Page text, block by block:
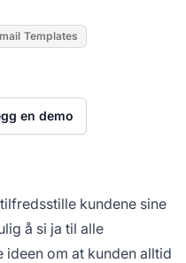
Templates
en demo
kundene sine
å si ja til alle
om at kunden alltid